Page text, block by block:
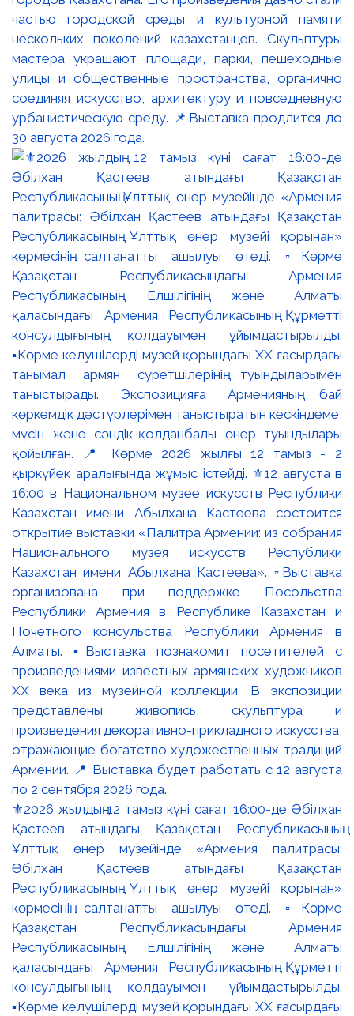
частью городской среды и культурной памяти
нескольких поколений казахстанцев. Скульптуры
мастера украшают площади, парки, пешеходные
улицы и общественные пространства, органично
соединяя искусство, архитектуру и повседневную
урбанистическую среду. 📌Выставка продлится до
30 августа 2026 года.
⚜️2026 жылдың 12 тамыз күні сағат 16:00-де Әбілхан
Қастеев атындағы Қазақстан Республикасының
Ұлттық өнер музейінде «Армения палитрасы:
Әбілхан Қастеев атындағы Қазақстан
Республикасының Ұлттық өнер музейі қорынан»
көрмесінің салтанатты ашылуы өтеді. ▫️Көрме
Қазақстан Республикасындағы Армения
Республикасының Елшілігінің және Алматы
қаласындағы Армения Республикасының Құрметті
консулдығының қолдауымен ұйымдастырылды.
▪️Көрме келушілерді музей қорындағы ХХ ғасырдағы